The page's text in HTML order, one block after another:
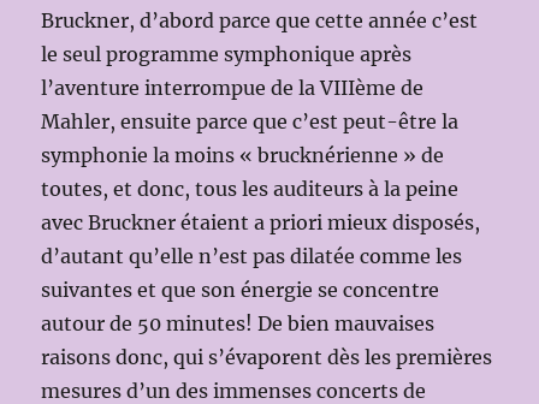
Bruckner, d’abord parce que cette année c’est
le seul programme symphonique après
l’aventure interrompue de la VIIIème de
Mahler, ensuite parce que c’est peut-être la
symphonie la moins « brucknérienne » de
toutes, et donc, tous les auditeurs à la peine
avec Bruckner étaient a priori mieux disposés,
d’autant qu’elle n’est pas dilatée comme les
suivantes et que son énergie se concentre
autour de 50 minutes! De bien mauvaises
raisons donc, qui s’évaporent dès les premières
mesures d’un des immenses concerts de